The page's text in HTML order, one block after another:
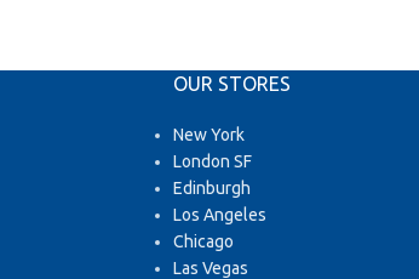
OUR STORES
New York
London SF
Edinburgh
Los Angeles
Chicago
Las Vegas